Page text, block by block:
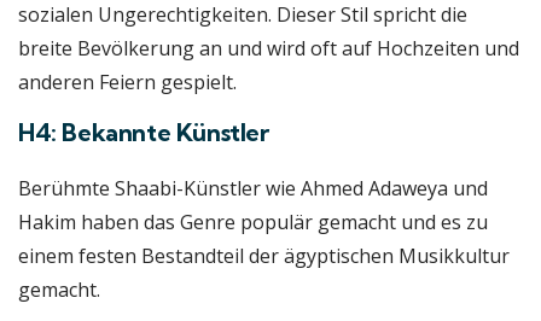
sozialen Ungerechtigkeiten. Dieser Stil spricht die
breite Bevölkerung an und wird oft auf Hochzeiten und
anderen Feiern gespielt.
H4: Bekannte Künstler
Berühmte Shaabi-Künstler wie Ahmed Adaweya und
Hakim haben das Genre populär gemacht und es zu
einem festen Bestandteil der ägyptischen Musikkultur
gemacht.